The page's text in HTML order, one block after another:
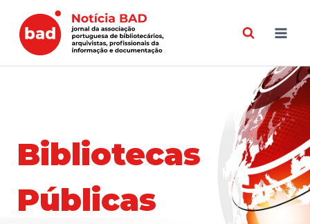
content
Bibliotecas
Públicas